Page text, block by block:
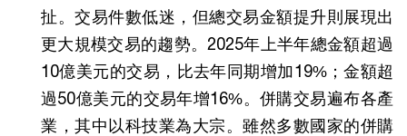
扯。交易件數低迷，但總交易金額提升則展現出
更大規模交易的趨勢。2025年上半年總金額超過
10億美元的交易，比去年同期增加19%；金額超
過50億美元的交易年增16%。併購交易遍布各產
業，其中以科技業為大宗。雖然多數國家的併購